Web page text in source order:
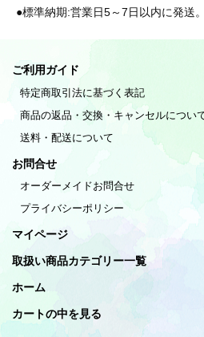
●標準納期:営業日5～7日以内に発送。
ご利用ガイド
特定商取引法に基づく表記
商品の返品・交換・キャンセルについ
送料・配送について
お問合せ
オーダーメイドお問合せ
プライバシーポリシー
マイページ
取扱い商品カテゴリー一覧
ホーム
カートの中を見る